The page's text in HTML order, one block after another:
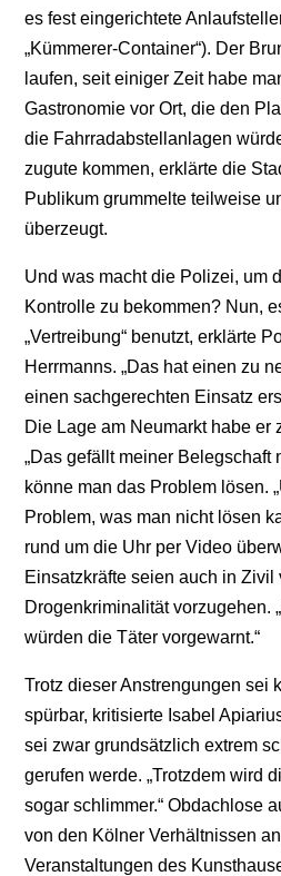
es fest eingerichtete
„Kümmerer-Container“). Der
laufen, seit einiger Zeit habe
Gastronomie vor Ort, die den
die Fahrradabstellanlagen
zugute kommen, erklärte die
Publikum grummelte teilweise
überzeugt.
Und was macht die Polizei, um
Kontrolle zu bekommen? Nun,
„Vertreibung“ benutzt, erklärte
Herrmanns. „Das hat einen zu
einen sachgerechten Einsatz
Die Lage am Neumarkt habe er
„Das gefällt meiner Belegschaft
könne man das Problem lösen.
Problem, was man nicht lösen
rund um die Uhr per Video
Einsatzkräfte seien auch in Zivil
Drogenkriminalität vorzugehen.
würden die Täter vorgewarnt.“
Trotz dieser Anstrengungen sei
spürbar, kritisierte Isabel
sei zwar grundsätzlich extrem
gerufen werde. „Trotzdem wird
sogar schlimmer.“ Obdachlose
von den Kölner Verhältnissen
Veranstaltungen des